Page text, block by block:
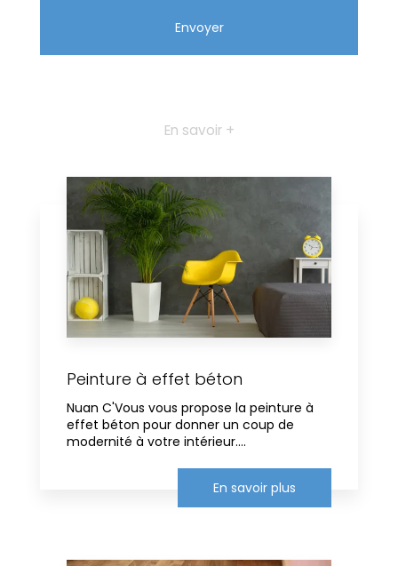
En savoir +
Peinture à effet béton
Nuan C'Vous vous propose la peinture à
effet béton pour donner un coup de
modernité à votre intérieur....
En savoir plus